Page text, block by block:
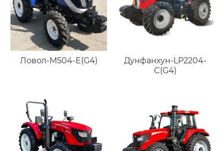
Ловол-M504-E(G4)
Дунфанхун-LP2204-
C(G4)